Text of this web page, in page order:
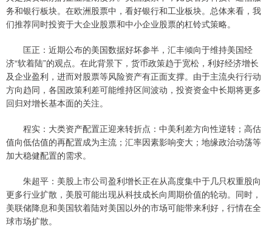
务和银行板块。在欧洲股票中，看好银行和工业板块。总体来看，我
们推荐同时投资于大企业股票和中小企业股票的杠铃式策略。
匡正：近期公布的美国数据好坏参半，汇丰倾向于维持美国经
济“软着陆”的观点。在此背景下，货币政策趋于宽松，利好经济增长
及企业盈利，进而对股票等风险资产有正面支撑。由于主流央行行动
方向趋同，各国政策利差可能维持区间波动，投资资金中长期将更多
回归对增长基本面的关注。
程实：大类资产配置正迎来转折点：中美利差方向性逆转；高估
值向低估值的再配置成为主流；汇率因素影响变大；地缘政治动荡等
加大稳健配置的需求。
朱超平：美股上市公司盈利增长正在从高度集中于几只权重股向
更多行业扩散，美股可能出现从科技成长向周期价值的轮动。同时，
美联储降息和美国软着陆对美国以外的市场可能带来利好，行情在全
球市场扩散。